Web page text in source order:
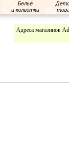
Бельё
и колготки
Адреса магазинов